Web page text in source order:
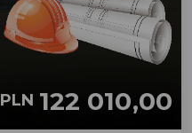
PLN 122 010,00